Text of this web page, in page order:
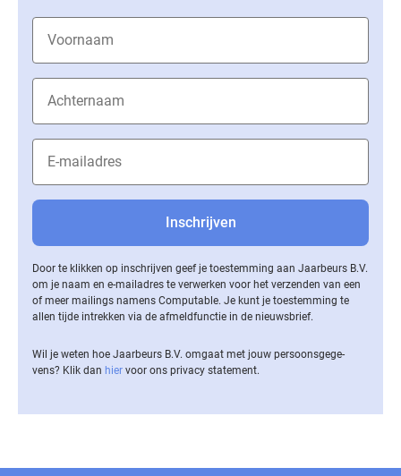
Door te klikken op inschrijven geef je toestemming aan Jaarbeurs B.V.
om je naam en e-mailadres te verwerken voor het verzenden van een
of meer mailings namens Computable. Je kunt je toestemming te
allen tijde intrekken via de af­meld­func­tie in de nieuwsbrief.
Wil je weten hoe Jaarbeurs B.V. omgaat met jouw per­soons­ge­ge­
vens? Klik dan hier voor ons privacy statement.